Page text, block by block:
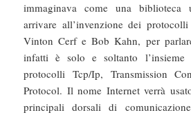
immaginava come una biblioteca
arrivare all’invenzione dei
Vinton Cerf e Bob Kahn, per
infatti è solo e soltanto
protocolli Tcp/Ip, Transmission
Protocol. Il nome Internet verrà
principali dorsali di